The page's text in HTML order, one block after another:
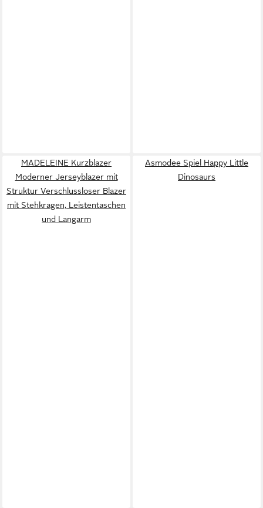
MADELEINE Kurzblazer
Moderner Jerseyblazer mit
Struktur Verschlussloser Blazer
mit Stehkragen, Leistentaschen
und Langarm
Asmodee Spiel Happy Little
Dinosaurs